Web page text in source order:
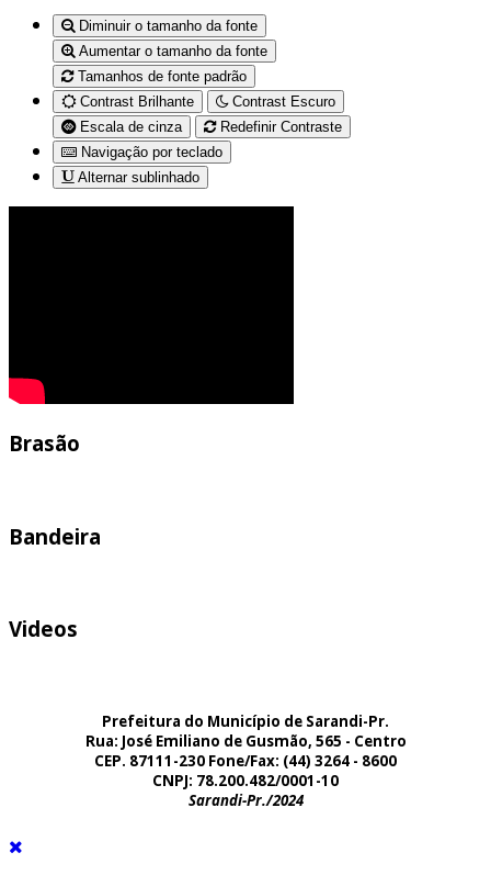
Diminuir o tamanho da fonte
Aumentar o tamanho da fonte
Tamanhos de fonte padrão
Contrast Brilhante
Contrast Escuro
Escala de cinza
Redefinir Contraste
Navigação por teclado
Alternar sublinhado
Brasão
Bandeira
Videos
Prefeitura do Município de Sarandi-Pr.
Rua: José Emiliano de Gusmão, 565 - Centro
CEP. 87111-230 Fone/Fax: (44) 3264 - 8600
CNPJ: 78.200.482/0001-10
Sarandi-Pr./2024